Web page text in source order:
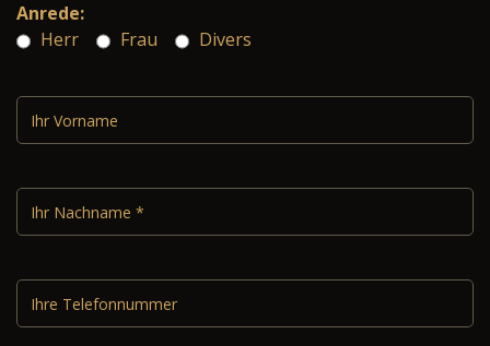
Anrede:
Herr
Frau Divers